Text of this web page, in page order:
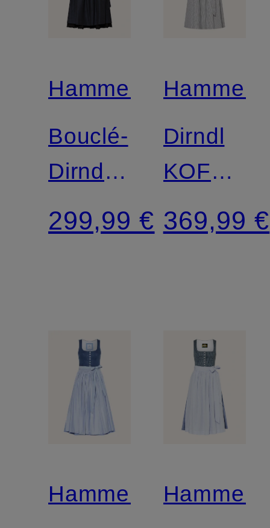
Hammerschmid
Bouclé-
Dirndl
PILLERSEE
299,99 €
Dirndl
im
369,99 €
Hammerschmid